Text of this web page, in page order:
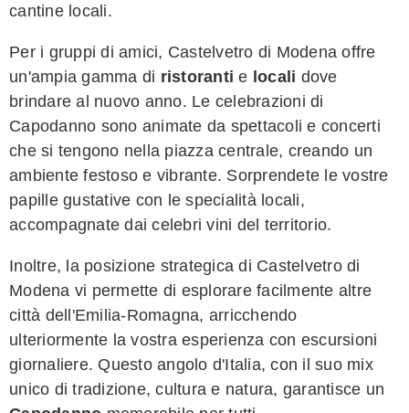
cantine locali.
Per i gruppi di amici, Castelvetro di Modena offre
un'ampia gamma di ristoranti e locali dove
brindare al nuovo anno. Le celebrazioni di
Capodanno sono animate da spettacoli e concerti
che si tengono nella piazza centrale, creando un
ambiente festoso e vibrante. Sorprendete le vostre
papille gustative con le specialità locali,
accompagnate dai celebri vini del territorio.
Inoltre, la posizione strategica di Castelvetro di
Modena vi permette di esplorare facilmente altre
città dell'Emilia-Romagna, arricchendo
ulteriormente la vostra esperienza con escursioni
giornaliere. Questo angolo d'Italia, con il suo mix
unico di tradizione, cultura e natura, garantisce un